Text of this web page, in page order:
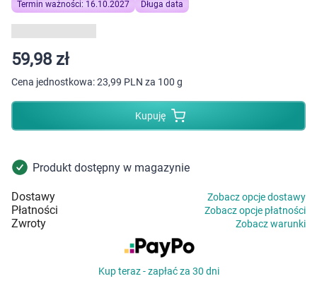
Kobieta w ciąży i mama
Dziecko
Higiena
Kosmetyki
Mężczyzna
Zdrowy styl życia
Sprzęt medyczny
Termin ważności: 16.10.2027
Długa data
59,98 zł
Cena jednostkowa:23,99 PLN za 100 g
Kupuję
Produkt dostępny w magazynie
Dostawy Zobacz opcje dostawy
Płatności Zobacz opcje płatności
Zwroty Zobacz warunki
Kup teraz - zapłać za 30 dni